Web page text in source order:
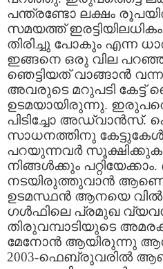
പന്ത്രണ്ടോ ലക്ഷം
സമയത്ത്‌
തിരിച്ചു പോകും എന്ന
ഇങ്ങനെ ഒരു വില
ഞെട്ടിയത്‌ വാങ്ങാന്‍
അവരുടെ മറുപടി കേട്ട്‌
ഉടമയായിരുന്നു.
പിടിച്ചോ അഡ്വാന്‍സ്‌.
സാധനത്തിനു
പറയുന്നവര്‍
നിങ്ങള്‍ക്കും
നടയിരുത്തുവാന്‍
ഉടമസ്ഥന്‍ ആനയെ
ഗള്‍ഫിലെ പ്രമുഖ
തിരുവമ്പാടിയുടെ
മേനോന്‍ ആയിരുന്നു
2003-ഫെബ്രുവരില്‍